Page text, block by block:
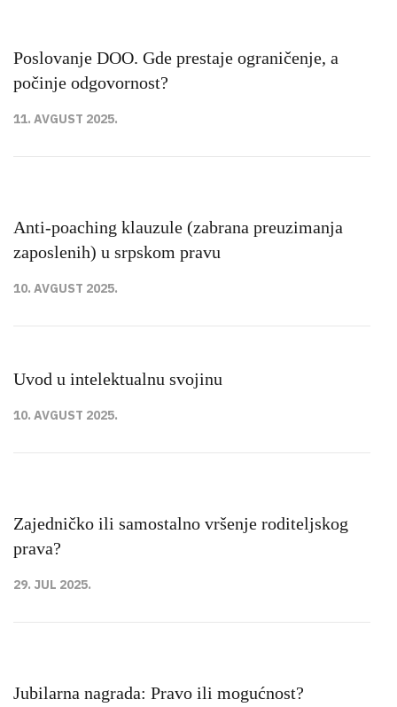
Poslovanje DOO. Gde prestaje ograničenje, a
počinje odgovornost?
11. AVGUST 2025.
Anti-poaching klauzule (zabrana preuzimanja
zaposlenih) u srpskom pravu
10. AVGUST 2025.
Uvod u intelektualnu svojinu
10. AVGUST 2025.
Zajedničko ili samostalno vršenje roditeljskog
prava?
29. JUL 2025.
Jubilarna nagrada: Pravo ili mogućnost?